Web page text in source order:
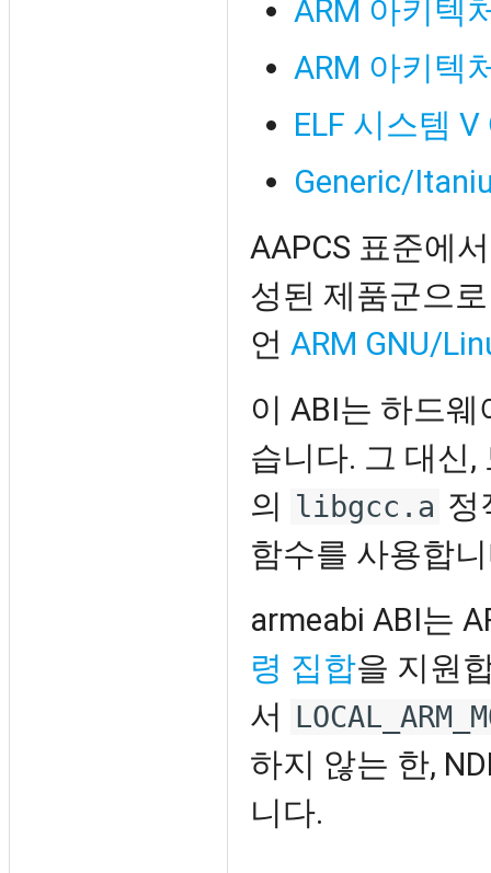
ARM 아키텍
ARM 아키텍
ELF 시스템
Generic/
AAPCS 표준에
성된 제품군으
언 ARM GNU/
이 ABI는 하드
습니다. 그 대신
의
libgcc.a 정
함수를 사용합
armeabi ABI는
령 집합을 지원
서
하지 않는 한,
니다.